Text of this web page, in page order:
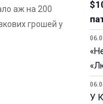
аж на 200
грошей у
У